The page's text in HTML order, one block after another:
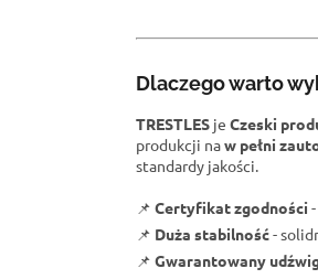
Dlaczego warto
TRESTLES je Czeski
produkcji naw pełni
standardy jakości.
📌 Certyfikat zgodności
📌 Duża stabilność-
📌 Gwarantowany